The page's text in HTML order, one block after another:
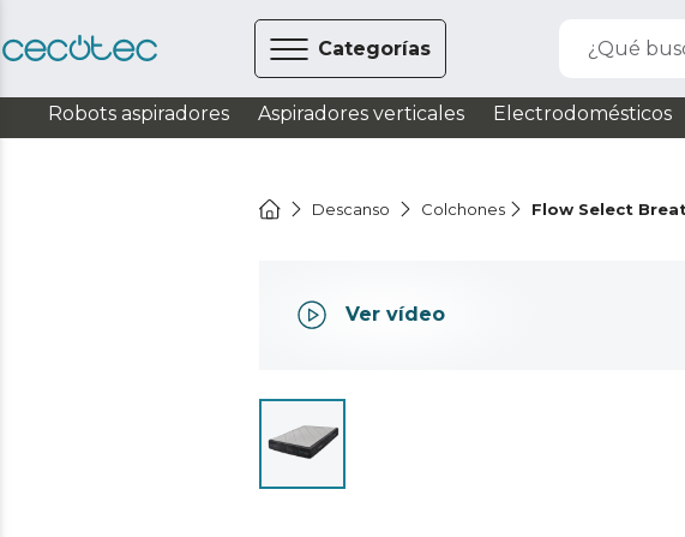
Categorías ¿Qué
Robots aspiradores Aspiradores verticales Electrodomésticos
Descanso Colchones Flow Select
Ver vídeo